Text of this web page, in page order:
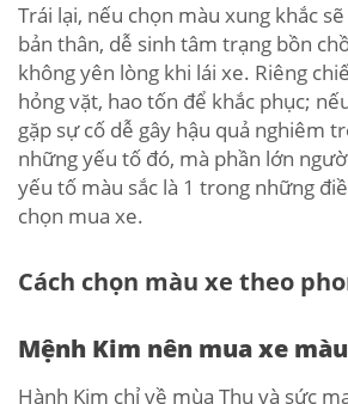
Trái lại, nếu chọn màu xung khắc
bản thân, dễ sinh tâm trạng bồn
không yên lòng khi lái xe. Riêng
hỏng vặt, hao tốn để khắc phục;
gặp sự cố dễ gây hậu quả nghiêm
những yếu tố đó, mà phần lớn
yếu tố màu sắc là 1 trong những
chọn mua xe.
Cách chọn màu xe theo
Mệnh Kim nên mua xe
Hành Kim chỉ về mùa Thu và sức